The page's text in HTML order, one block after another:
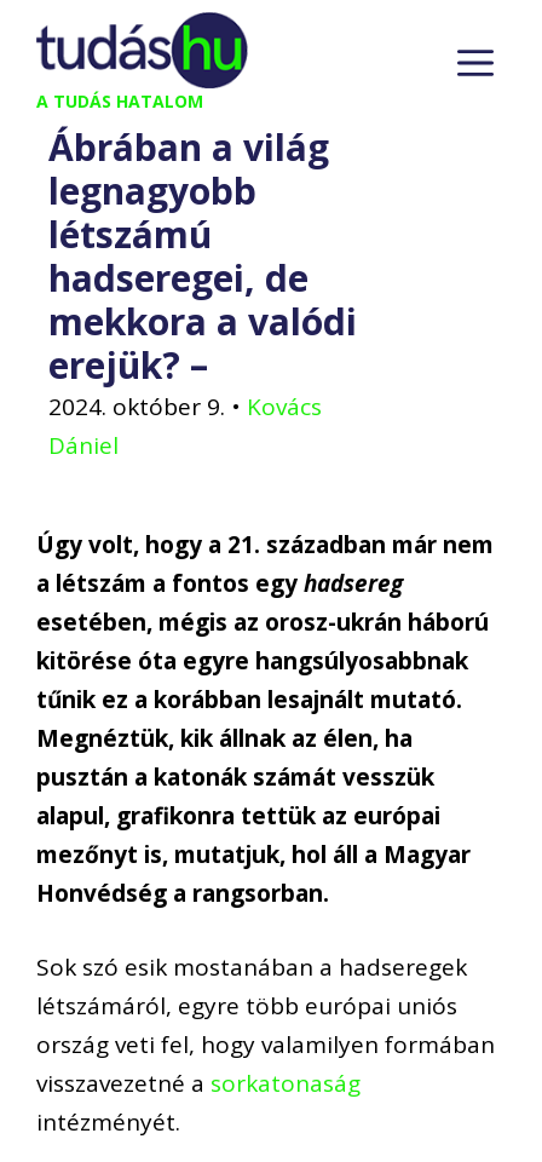
Kilépés
tartalomba
A TUDÁS HATALOM
Ábrában a világ
legnagyobb
létszámú
hadseregei, de
mekkora a valódi
erejük? –
2024. október 9. • Kovács
Dániel
Úgy volt, hogy a 21. században már nem
a létszám a fontos egyhadsereg
esetében, mégis az orosz-ukrán háború
kitörése óta egyre hangsúlyosabbnak
tűnik ez a korábban lesajnált mutató.
Megnéztük, kik állnak az élen, ha
pusztán a katonák számát vesszük
alapul, grafikonra tettük az európai
mezőnyt is, mutatjuk, hol áll a Magyar
Honvédség a rangsorban.
Sok szó esik mostanában a hadseregek
létszámáról, egyre több európai uniós
ország veti fel, hogy valamilyen formában
visszavezetné a sorkatonaság
intézményét.